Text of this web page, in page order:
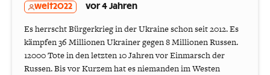
welt2022 vor 4 Jahren
Es herrscht Bürgerkrieg in der Ukraine schon seit 2012. Es
kämpfen 36 Millionen Ukrainer gegen 8 Millionen Russen.
12000 Tote in den letzten 10 Jahren vor Einmarsch der
Russen. Bis vor Kurzem hat es niemanden im Westen